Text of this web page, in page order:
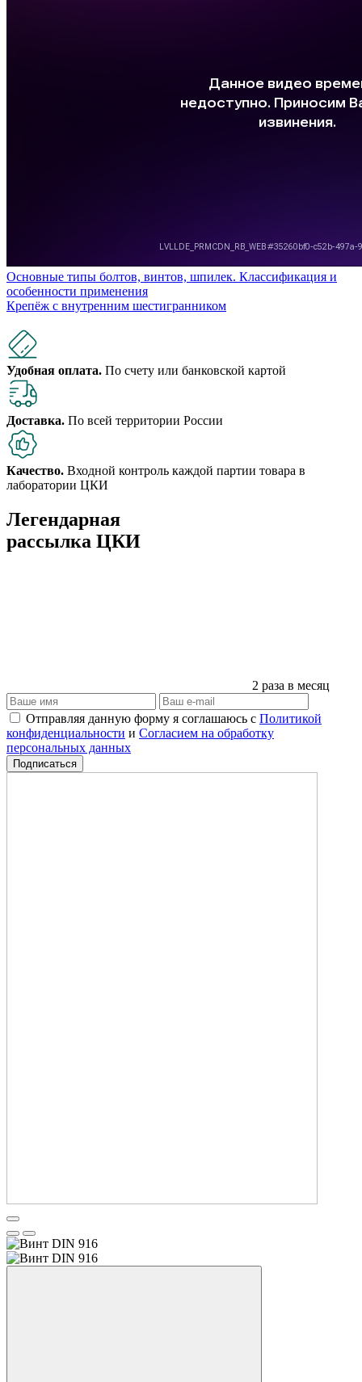
Основные типы болтов, винтов, шпилек. Классификация и
особенности применения
Крепёж с внутренним шестигранником
Удобная оплата. По счету или банковской картой
Доставка. По всей территории России
Качество. Входной контроль каждой партии товара в
лаборатории ЦКИ
Легендарная
рассылка ЦКИ
2 раза в месяц
Отправляя данную форму я соглашаюсь с Политикой
конфиденциальности и Согласием на обработку
персональных данных
Подписаться